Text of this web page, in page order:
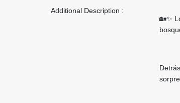
Additional Description :
🏡✨